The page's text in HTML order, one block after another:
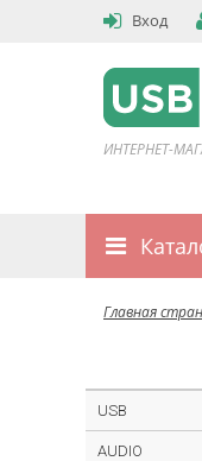
Вход
ИНТЕРНЕТ-
Главная
USB
AUDIO